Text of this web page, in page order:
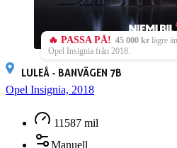
🔥 PASSA PÅ! 45 000 kr lägre
Opel Insignia från 2018.
LULEÅ - BANVÄGEN 7B
Opel Insignia, 2018
11587 mil
Manuell